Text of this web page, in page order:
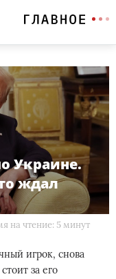
Украине.
ждал
на чтение: 5 минут
игрок, снова
за его